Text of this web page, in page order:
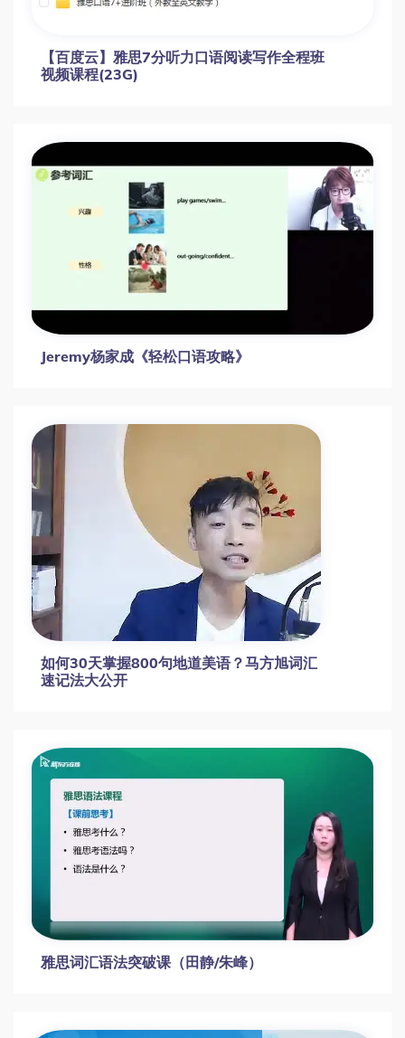
【百度云】雅思7分听力口语阅读写作全程班
视频课程(23G)
Jeremy杨家成《轻松口语攻略》
如何30天掌握800句地道美语？马方旭词汇
速记法大公开
雅思词汇语法突破课（田静/朱峰）